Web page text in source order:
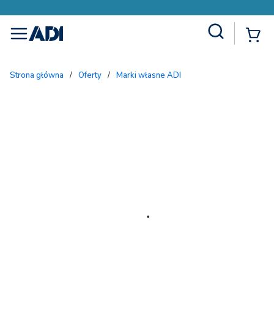
menu
Strona główna / Oferty / Marki własne ADI